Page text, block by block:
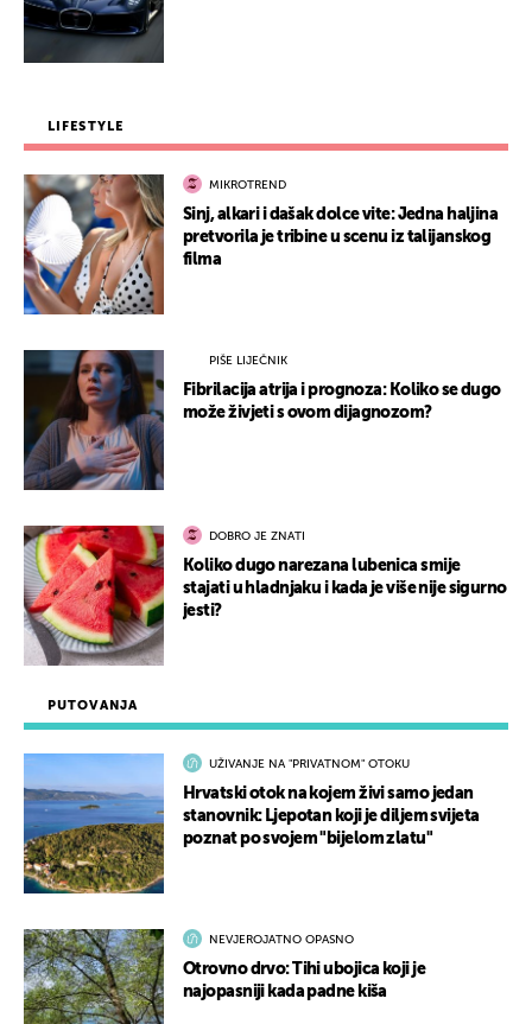
PUTOVANJA
UŽIVANJE NA "PRIVATNOM" OTOKU
Hrvatski otok na kojem živi samo jedan
stanovnik: Ljepotan koji je diljem svijeta
poznat po svojem "bijelom zlatu"
NEVJEROJATNO OPASNO
Otrovno drvo: Tihi ubojica koji je
najopasniji kada padne kiša
LIFESTYLE
MIKROTREND
Sinj, alkari i dašak dolce vite: Jedna haljina
pretvorila je tribine u scenu iz talijanskog
filma
PIŠE LIJEČNIK
Fibrilacija atrija i prognoza: Koliko se dugo
može živjeti s ovom dijagnozom?
DOBRO JE ZNATI
Koliko dugo narezana lubenica smije
stajati u hladnjaku i kada je više nije sigurno
jesti?